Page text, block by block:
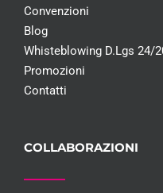
Convenzioni
Blog
Whisteblowing D.Lgs 24/
Promozioni
Contatti
COLLABORAZIONI